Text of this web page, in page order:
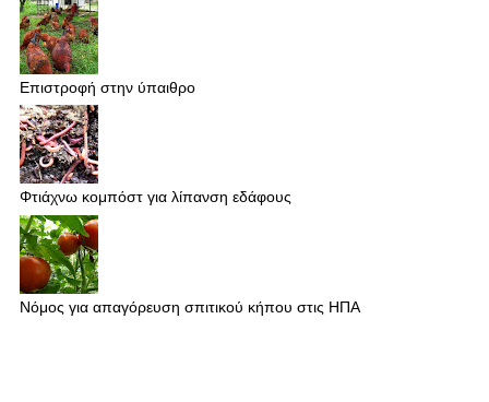
Επιστροφή στην ύπαιθρο
Φτιάχνω κομπόστ για λίπανση εδάφους
Νόμος για απαγόρευση σπιτικού κήπου στις ΗΠΑ